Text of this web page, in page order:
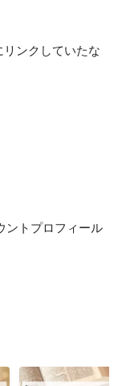
ンクしていたな
ントプロフィール